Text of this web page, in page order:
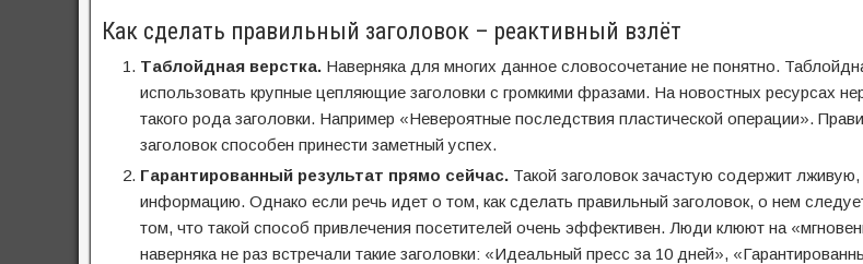
Как сделать правильный заголовок – реактивный взлёт
Таблойдная верстка. Наверняка для многих данное словосочетание не понятно.
использовать крупные цепляющие заголовки с громкими фразами. На новостных ресурсах
такого рода заголовки. Например «Невероятные последствия пластической операции».
заголовок способен принести заметный успех.
Гарантированный результат прямо сейчас. Такой заголовок зачастую содержит
информацию. Однако если речь идет о том, как сделать правильный заголовок, о нем
том, что такой способ привлечения посетителей очень эффективен. Люди клюют на
наверняка не раз встречали такие заголовки: «Идеальный пресс за 10 дней»,